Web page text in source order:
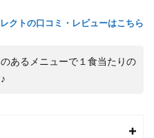
クトの口コミ・レビューはこちら
あるメニューで１食当たりの